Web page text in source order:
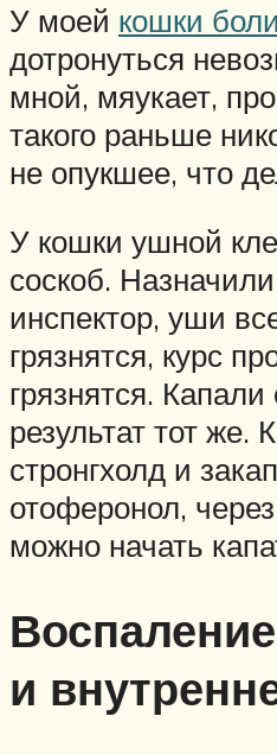
У моей кошки
дотронуться
мной, мяукает,
такого раньше
не опукшее, что
У кошки ушной
соскоб.
инспектор, уши
грязнятся, курс
грязнятся.
результат тот же.
стронгхолд и
отоферонол,
можно начать
и